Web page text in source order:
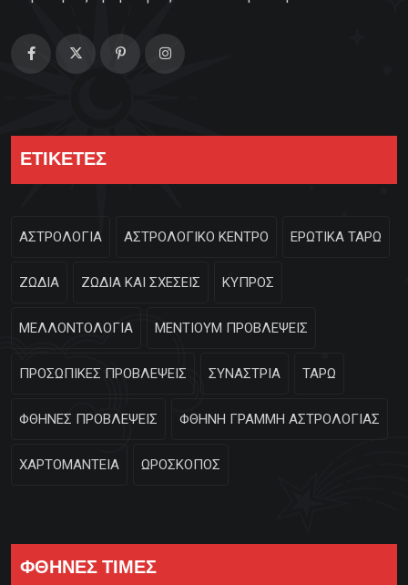
ΕΤΙΚΕΤΕΣ
ΑΣΤΡΟΛΟΓΙΑ ΑΣΤΡΟΛΟΓΙΚΟ ΚΕΝΤΡΟ ΕΡΩΤΙΚΑ ΤΑΡΩ
ΖΩΔΙΑ ΖΩΔΙΑ ΚΑΙ ΣΧΕΣΕΙΣ ΚΥΠΡΟΣ
ΜΕΛΛΟΝΤΟΛΟΓΙΑ ΜΕΝΤΙΟΥΜ ΠΡΟΒΛΕΨΕΙΣ
ΠΡΟΣΩΠΙΚΕΣ ΠΡΟΒΛΕΨΕΙΣ ΣΥΝΑΣΤΡΙΑ ΤΑΡΩ
ΦΘΗΝΕΣ ΠΡΟΒΛΕΨΕΙΣ ΦΘΗΝΗ ΓΡΑΜΜΗ ΑΣΤΡΟΛΟΓΙΑΣ
ΧΑΡΤΟΜΑΝΤΕΙΑ ΩΡΟΣΚΟΠΟΣ
ΦΘΗΝΕΣ ΤΙΜΕΣ